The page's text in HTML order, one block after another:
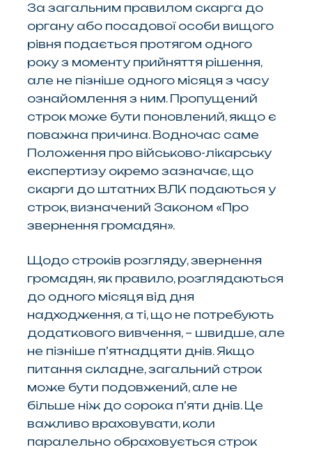
За загальним правилом скарга до
органу або посадової особи вищого
рівня подається протягом одного
року з моменту прийняття рішення,
але не пізніше одного місяця з часу
ознайомлення з ним. Пропущений
строк може бути поновлений, якщо є
поважна причина. Водночас саме
Положення про військово-лікарську
експертизу окремо зазначає, що
скарги до штатних ВЛК подаються у
строк, визначений Законом «Про
звернення громадян».
Щодо строків розгляду, звернення
громадян, як правило, розглядаються
до одного місяця від дня
надходження, а ті, що не потребують
додаткового вивчення, – швидше, але
не пізніше п’ятнадцяти днів. Якщо
питання складне, загальний строк
може бути подовжений, але не
більше ніж до сорока п’яти днів. Це
важливо враховувати, коли
паралельно обраховується строк